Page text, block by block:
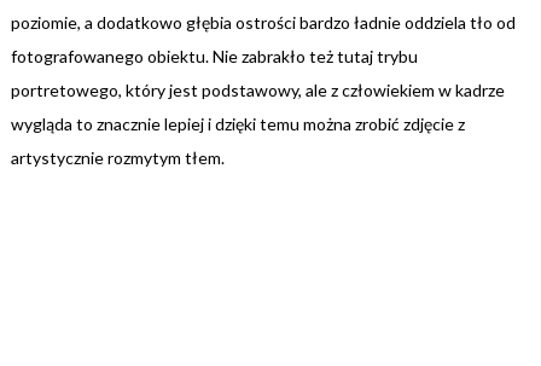
poziomie, a dodatkowo głębia ostrości bardzo ładnie oddziela tło od
fotografowanego obiektu. Nie zabrakło też tutaj trybu
portretowego, który jest podstawowy, ale z człowiekiem w kadrze
wygląda to znacznie lepiej i dzięki temu można zrobić zdjęcie z
artystycznie rozmytym tłem.